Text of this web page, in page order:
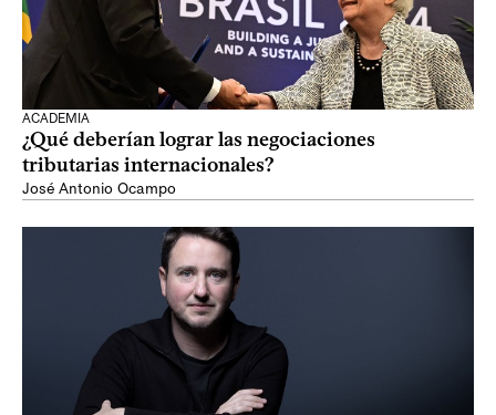
ACADEMIA
¿Qué deberían lograr las negociaciones
tributarias internacionales?
José Antonio Ocampo